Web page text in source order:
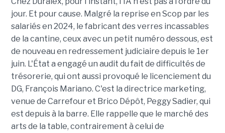
jour. Et pour cause. Malgré la reprise en Scop par les
salariés en 2024, le fabricant des verres incassables
de la cantine, ceux avec un petit numéro dessous, est
de nouveau en redressement judiciaire depuis le 1er
juin. L'État a engagé un audit du fait de difficultés de
trésorerie, qui ont aussi provoqué le licenciement du
DG, François Mariano. C'est la directrice marketing,
venue de Carrefour et Brico Dépôt, Peggy Sadier, qui
est depuis à la barre. Elle rappelle que le marché des
arts de la table, contrairement à celui de